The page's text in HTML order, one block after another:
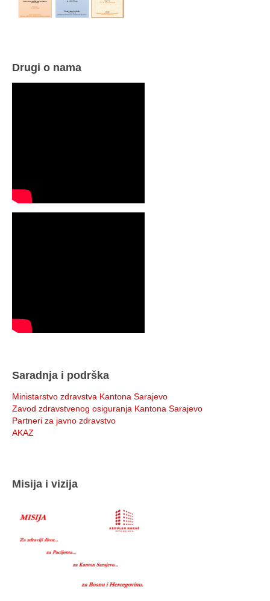
Drugi o nama
Saradnja i podrška
Ministarstvo zdravstva Kantona Sarajevo
Zavod zdravstvenog osiguranja Kantona Sarajevo
Partneri za javno zdravstvo
AKAZ
Misija i vizija